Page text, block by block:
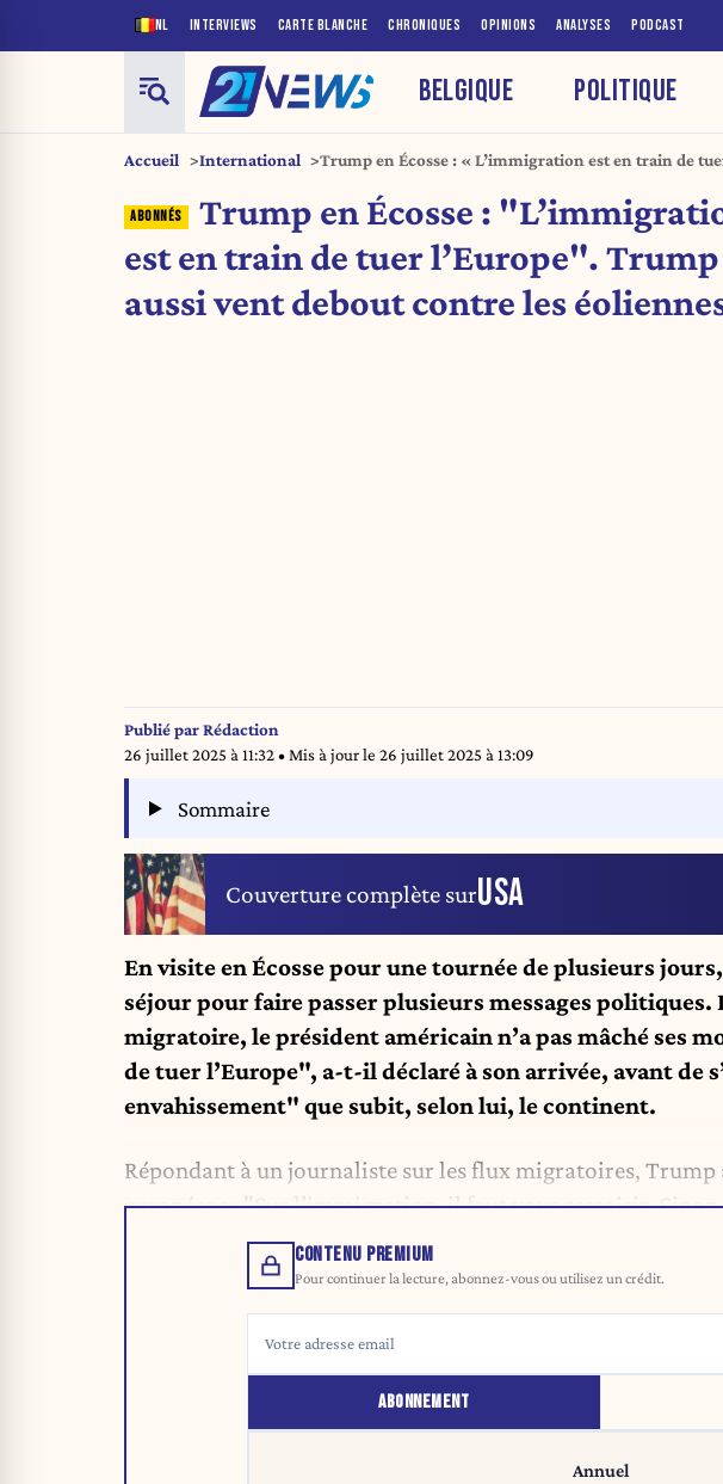
NL INTERVIEWS CARTE BLANCHE CHRONIQUES OPINIONS ANALYSES PODCAST
BELGIQUE POLITIQUE
Accueil International
Trump en Écosse : « L’immigration est en train de
Trump en Écosse :
est en train de tuer l’Europe". Trump
aussi vent debout contre les
Publié parRédaction
26 juillet 2025 à 11:32• Mis à jour le 26 juillet 2025 à 13:09
Sommaire
Couverture complète surUSA
En visite en Écosse pour une tournée de plusieurs
séjour pour faire passer plusieurs messages
migratoire, le président américain n’a pas mâché ses
de tuer l’Europe", a-t-il déclaré à son arrivée, avant de
envahissement" que subit, selon lui, le continent.
Répondant à un journaliste sur les flux migratoires, Trump
européens : "Sur l’immigration, il faut vous ressaisir.
CONTENU PREMIUM
Pour continuer la lecture, abonnez-vous ou utilisez un crédit.
ABONNEMENT
Annuel